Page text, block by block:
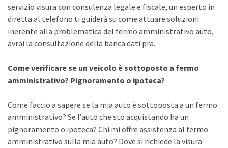
servizio visura con consulenza legale e fiscale, un esperto in
diretta al telefono ti guiderà su come attuare soluzioni
inerente alla problematica del fermo amministrativo auto,
avrai la consultazione della banca dati pra.
Come verificare se un veicolo è sottoposto a fermo
amministrativo? Pignoramento o ipoteca?
Come faccio a sapere se la mia auto è sottoposta a un fermo
amministrativo? Se l’auto che sto acquistando ha un
pignoramento o ipoteca? Chi mi offre assistenza al fermo
amministrativo sulla mia auto? Dove si richiede la visura